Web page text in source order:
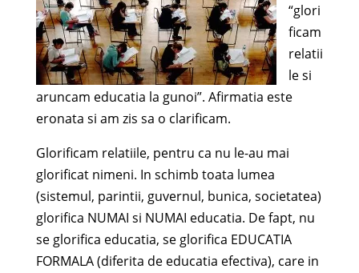
“glori
ficam
relatii
le si
aruncam educatia la gunoi”. Afirmatia este
eronata si am zis sa o clarificam.
Glorificam relatiile, pentru ca nu le-au mai
glorificat nimeni. In schimb toata lumea
(sistemul, parintii, guvernul, bunica, societatea)
glorifica NUMAI si NUMAI educatia. De fapt, nu
se glorifica educatia, se glorifica EDUCATIA
FORMALA (diferita de educatia efectiva), care in